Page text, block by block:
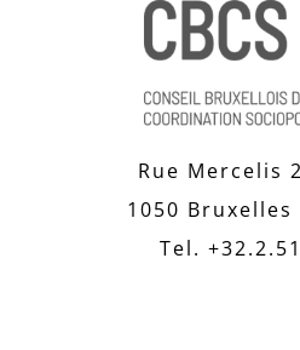
Rue Mercelis
1050 Bruxelles
Tel.